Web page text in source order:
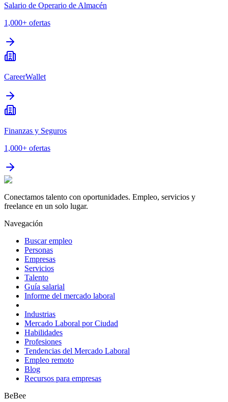
Salario de Operario de Almacén
1,000+ ofertas
CareerWallet
Finanzas y Seguros
1,000+ ofertas
Conectamos talento con oportunidades. Empleo, servicios y
freelance en un solo lugar.
Navegación
Buscar empleo
Personas
Empresas
Servicios
Talento
Guía salarial
Informe del mercado laboral
Industrias
Mercado Laboral por Ciudad
Habilidades
Profesiones
Tendencias del Mercado Laboral
Empleo remoto
Blog
Recursos para empresas
BeBee